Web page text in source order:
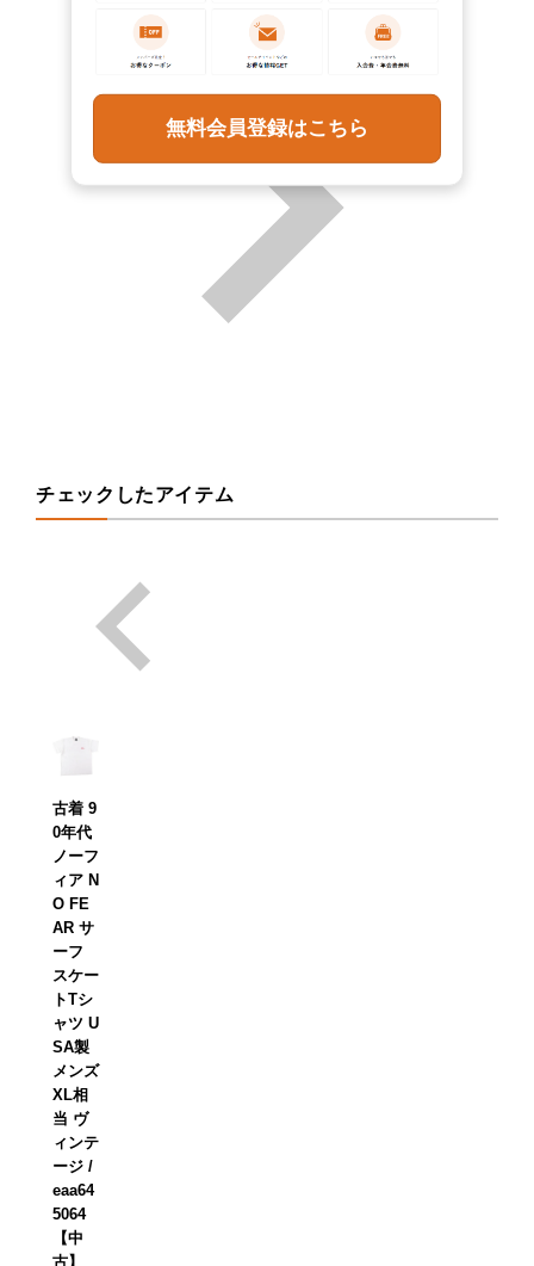
チェックしたアイテム
古着 9
0年代
ノーフ
ィア N
O FE
AR サ
ーフ
スケー
トTシ
ャツ U
SA製
メンズ
XL相
当 ヴ
ィンテ
ージ /
eaa64
5064
【中
古】
無料会員登録はこちら